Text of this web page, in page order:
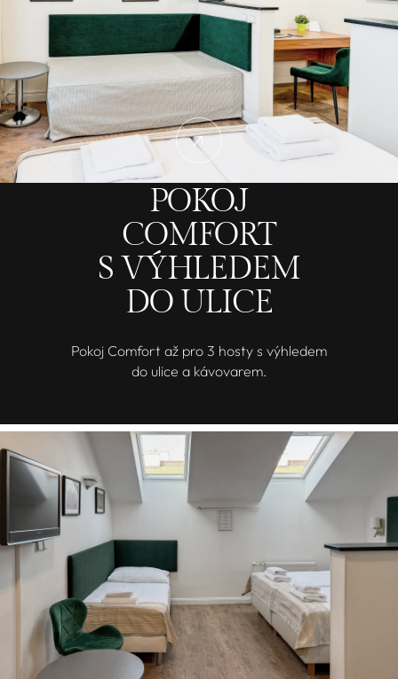
POKOJ
COMFORT
S VÝHLEDEM
DO ULICE
Pokoj Comfort až pro 3 hosty s výhledem
do ulice a kávovarem.